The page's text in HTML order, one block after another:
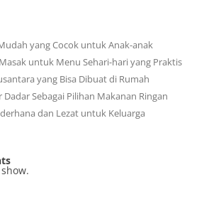
yang Cocok untuk Anak-anak
untuk Menu Sehari-hari yang Praktis
yang Bisa Dibuat di Rumah
Sebagai Pilihan Makanan Ringan
dan Lezat untuk Keluarga